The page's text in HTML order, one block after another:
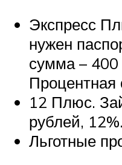
Экспресс
нужен
сумма –
Процентная
12 Плюс.
рублей, 12%.
Льготные